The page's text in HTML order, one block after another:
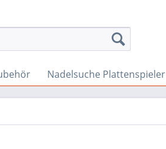
Nadelsuche Plattenspieler